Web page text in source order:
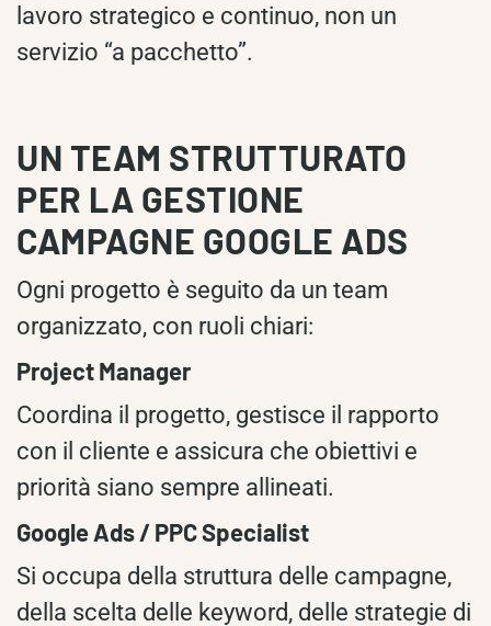
lavoro strategico e continuo, non un
servizio “a pacchetto”.
UN TEAM STRUTTURATO
PER LA GESTIONE
CAMPAGNE GOOGLE ADS
Ogni progetto è seguito da un team
organizzato, con ruoli chiari:
Project Manager
Coordina il progetto, gestisce il rapporto
con il cliente e assicura che obiettivi e
priorità siano sempre allineati.
Google Ads / PPC Specialist
Si occupa della struttura delle campagne,
della scelta delle keyword, delle strategie di